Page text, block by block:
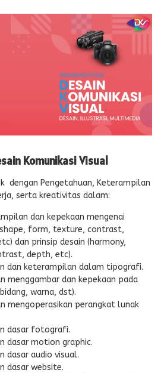
Komunikasi Visual
dengan Pengetahuan, Keterampilan
serta kreativitas dalam:
dan kepekaan mengenai
form, texture, contrast,
dan prinsip desain (harmony,
depth, etc).
dan keterampilan dalam tipografi.
menggambar dan kepekaan pada
warna, dst).
mengoperasikan perangkat lunak
dasar fotografi.
dasar motion graphic.
dasar audio visual.
dasar website.